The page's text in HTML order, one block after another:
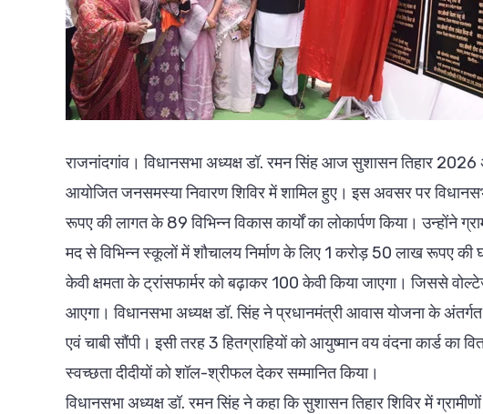
राजनांदगांव। विधानसभा अध्यक्ष डॉ. रमन सिंह आज सुशासन तिहार 2026
आयोजित जनसमस्या निवारण शिविर में शामिल हुए। इस अवसर पर
रूपए की लागत के 89 विभिन्न विकास कार्यों का लोकार्पण किया। उन्होंने
मद से विभिन्न स्कूलों में शौचालय निर्माण के लिए 1 करोड़ 50 लाख रूपए की
केवी क्षमता के ट्रांसफार्मर को बढ़ाकर 100 केवी किया जाएगा। जिससे
आएगा। विधानसभा अध्यक्ष डॉ. सिंह ने प्रधानमंत्री आवास योजना के अंतर्गत
एवं चाबी सौंपी। इसी तरह 3 हितग्राहियों को आयुष्मान वय वंदना कार्ड का
स्वच्छता दीदीयों को शॉल-श्रीफल देकर सम्मानित किया।
विधानसभा अध्यक्ष डॉ. रमन सिंह ने कहा कि सुशासन तिहार शिविर में